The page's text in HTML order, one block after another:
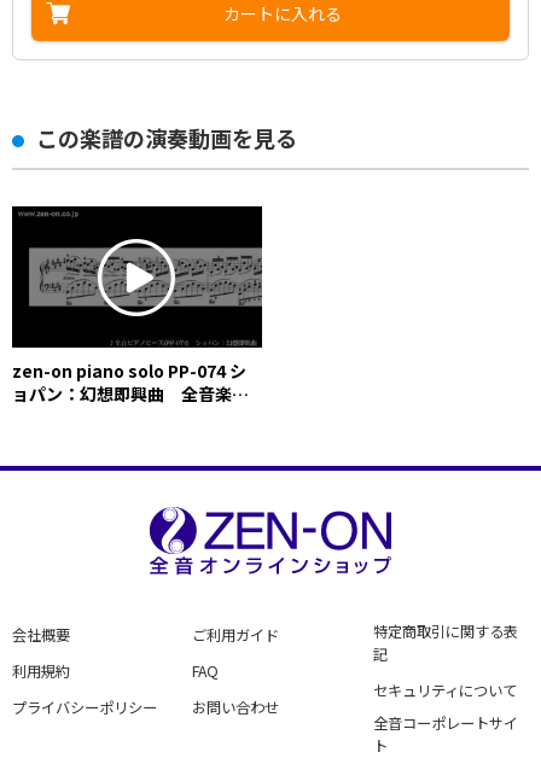
カートに入れる
この楽譜の演奏動画を見る
zen-on piano solo PP-074 シ
ョパン：幻想即興曲 全音楽譜
会社概要
利用規約
プライバシーポリシー
ご利用ガイド
FAQ
お問い合わせ
特定商取引に関する表
記
セキュリティについて
全音コーポレートサイ
ト